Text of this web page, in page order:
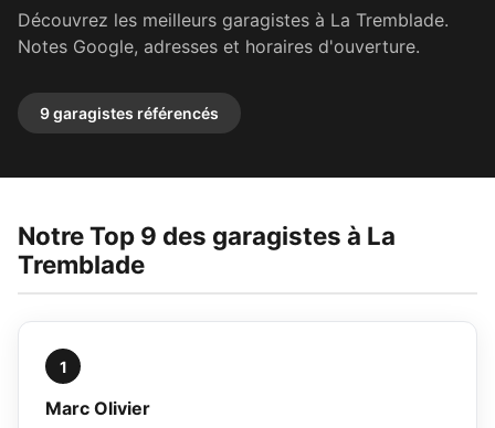
Découvrez les meilleurs garagistes à La Tremblade.
Notes Google, adresses et horaires d'ouverture.
9 garagistes référencés
Notre Top 9 des garagistes à La
Tremblade
1
Marc Olivier